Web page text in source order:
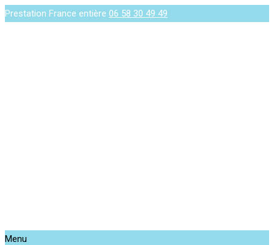
Prestation France entière 06 58 30 49 49
Menu